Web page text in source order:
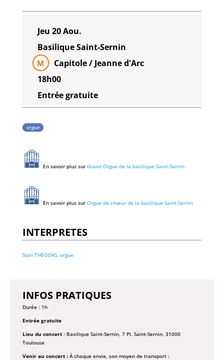
Jeu 20 Aou.
Basilique Saint-Sernin
M
Capitole / Jeanne d'Arc
18h00
Entrée gratuite
orgue
En savoir plus sur Grand Orgue de la basilique Saint-Sernin
En savoir plus sur Orgue de chœur de la basilique Saint-Sernin
INTERPRETES
Stan THÉODAS, orgue
INFOS PRATIQUES
Durée : 1h
Entrée gratuite
Lieu du concert: Basilique Saint-Sernin, 7 Pl. Saint-Sernin, 31000
Toulouse
Venir au concert : À chaque envie, son moyen de transport :